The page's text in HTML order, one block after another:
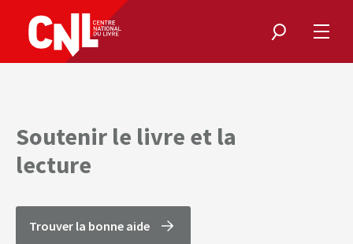
Rechercher
le
Soutenir le livre et la
lecture
Trouver la bonne aide